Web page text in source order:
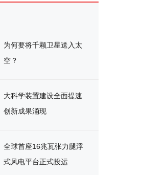
为何要将千颗卫星送入太
空？
大科学装置建设全面提速
创新成果涌现
全球首座16兆瓦张力腿浮
式风电平台正式投运